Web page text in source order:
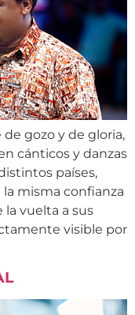
gozo y de gloria,
cánticos y danzas
países,
misma confianza
la vuelta a sus
visible por